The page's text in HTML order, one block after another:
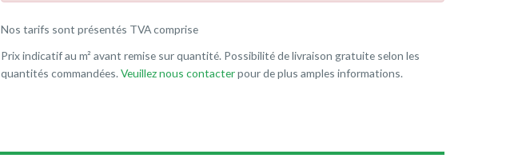
Nos tarifs sont présentés TVA comprise
Prix indicatif au m² avant remise sur quantité. Possibilité de livraison gratuite selon les
quantités commandées. Veuillez nous contacterpour de plus amples informations.